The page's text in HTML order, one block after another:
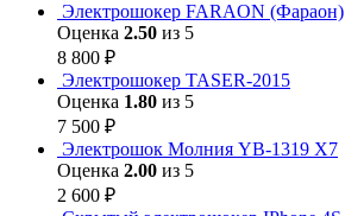
Электрошокер FARAON (Фараон)
Оценка 2.50 из 5
8 800 ₽
Электрошокер TASER-2015
Оценка 1.80 из 5
7 500 ₽
Электрошок Молния YB-1319 Х7
Оценка 2.00 из 5
2 600 ₽